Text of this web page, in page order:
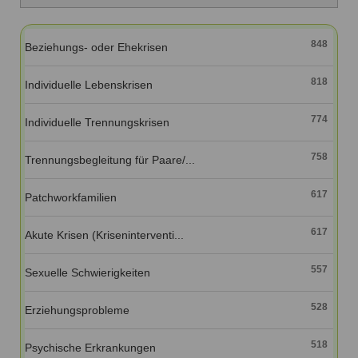
Qualitätssicherung
Qualität unserer Therapeuten
Familienthemen
Fortbildungen
Ausbildungsinstitute
Liste der Fachverbände
Benutzername*
Passwort*
Links
Formular zur Registrierung
Beziehungs- oder Ehekrisen 848
Individuelle Lebenskrisen 818
Individuelle Trennungskrisen 774
Trennungsbegleitung für Paare/... 758
Patchworkfamilien 617
Akute Krisen (Kriseninterventi... 617
Sexuelle Schwierigkeiten 557
Erziehungsprobleme 528
Psychische Erkrankungen 518